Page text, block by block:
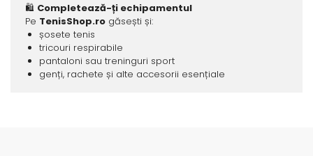
🛍️ Completează-ți echipamentul
Pe TenisShop.rogăsești și:
șosete tenis
tricouri respirabile
pantaloni sau treninguri sport
genți, rachete și alte accesorii esențiale